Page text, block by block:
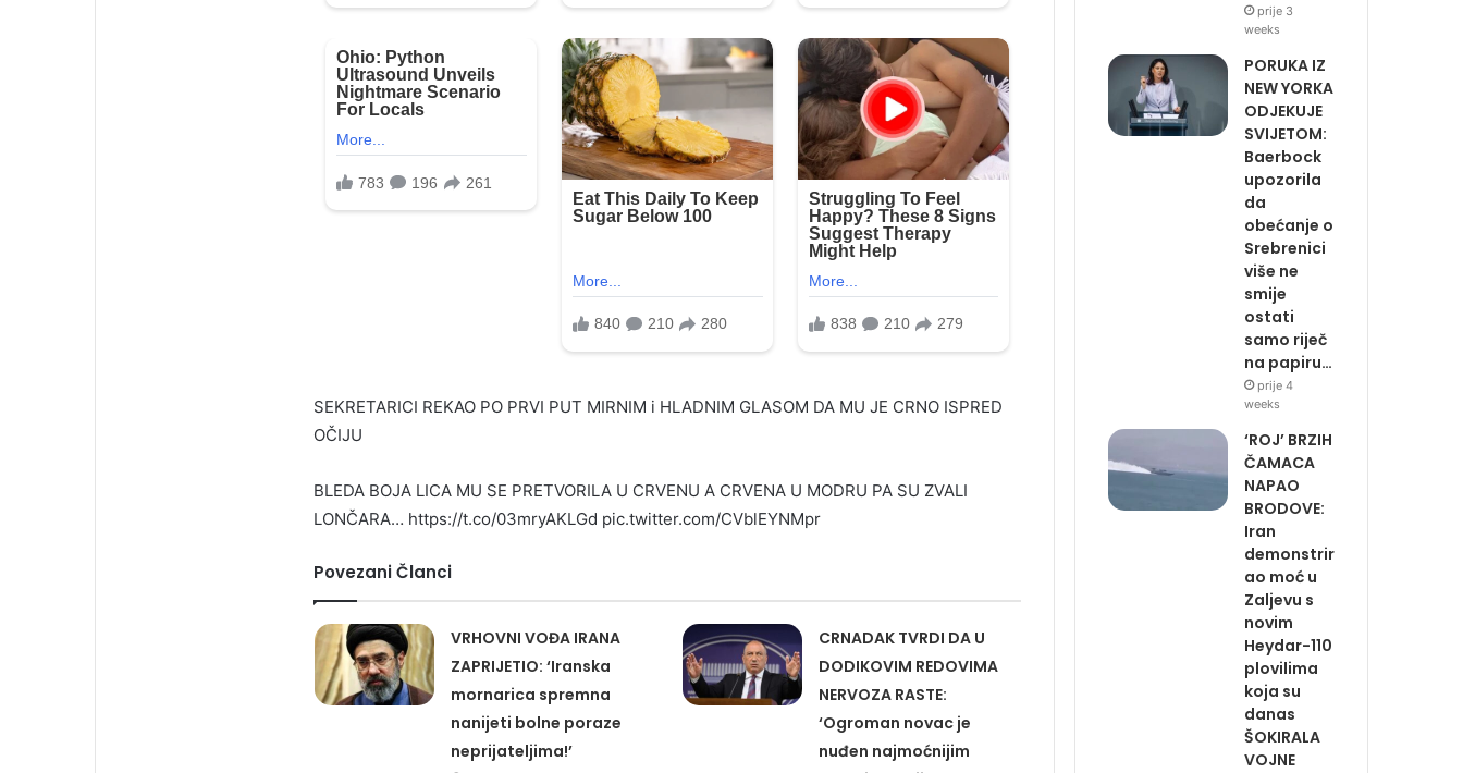
SEKRETARICI REKAO PO PRVI PUT MIRNIM i HLADNIM GLASOM DA MU JE CRNO ISPRED
OČIJU
BLEDA BOJA LICA MU SE PRETVORILA U CRVENU A CRVENA U MODRU PA SU ZVALI
LONČARA… https://t.co/03mryAKLGd pic.twitter.com/CVblEYNMpr
Povezani Članci
VRHOVNI VOĐA IRANA
ZAPRIJETIO: ‘Iranska
mornarica spremna
nanijeti bolne poraze
neprijateljima!’
CRNADAK TVRDI DA U
DODIKOVIM REDOVIMA
NERVOZA RASTE:
‘Ogroman novac je
nuđen najmoćnijim
prije 3
weeks
PORUKA IZ
NEW YORKA
ODJEKUJE
SVIJETOM:
Baerbock
upozorila
da
obećanje o
Srebrenici
više ne
smije
ostati
samo riječ
na papiru…
prije 4
weeks
‘ROJ’ BRZIH
ČAMACA
NAPAO
BRODOVE:
Iran
demonstrir
ao moć u
Zaljevu s
novim
Heydar-110
plovilima
koja su
danas
ŠOKIRALA
VOJNE